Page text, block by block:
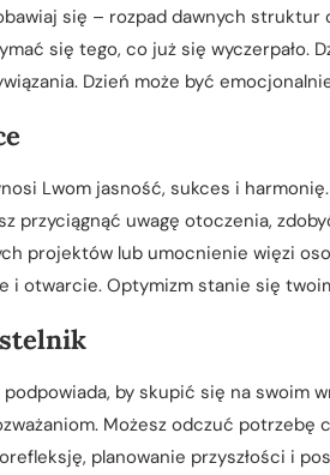
się – rozpad dawnych
się tego, co już się wyczerpało.
Dzień może być
Lwom jasność, sukces i
przyciągnąć uwagę otoczenia,
projektów lub umocnienie więzi
i otwarcie. Optymizm stanie się
by skupić się na swoim
Możesz odczuć
planowanie przyszłości i